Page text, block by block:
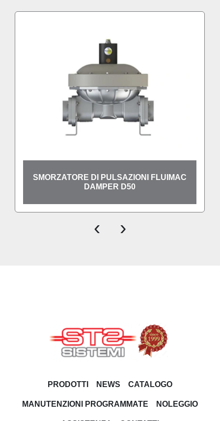
SMORZATORE DI PULSAZIONI FLUIMAC
DAMPER D50
‹ ›
PRODOTTI NEWS CATALOGO
MANUTENZIONI PROGRAMMATE NOLEGGIO